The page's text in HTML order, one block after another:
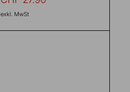
exkl. MwSt